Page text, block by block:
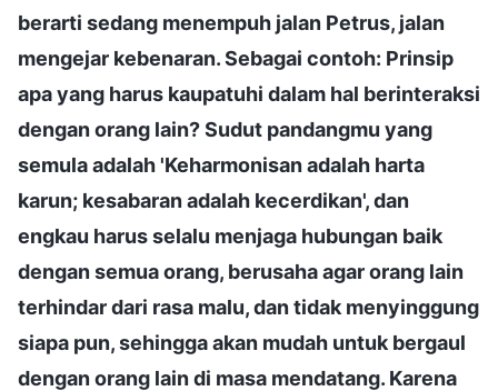
berarti sedang menempuh jalan Petrus, jalan
mengejar kebenaran. Sebagai contoh: Prinsip
apa yang harus kaupatuhi dalam hal berinteraksi
dengan orang lain? Sudut pandangmu yang
semula adalah 'Keharmonisan adalah harta
karun; kesabaran adalah kecerdikan', dan
engkau harus selalu menjaga hubungan baik
dengan semua orang, berusaha agar orang lain
terhindar dari rasa malu, dan tidak menyinggung
siapa pun, sehingga akan mudah untuk bergaul
dengan orang lain di masa mendatang. Karena